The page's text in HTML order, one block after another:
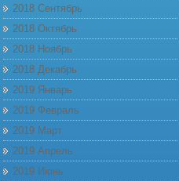
2018 Сентябрь
2018 Октябрь
2018 Ноябрь
2018 Декабрь
2019 Январь
2019 Февраль
2019 Март
2019 Апрель
2019 Июнь